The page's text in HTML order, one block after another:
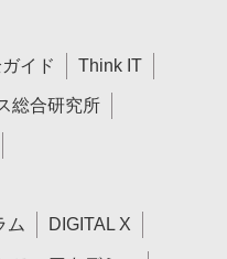
イド Think IT
総合研究所
ム DIGITAL X